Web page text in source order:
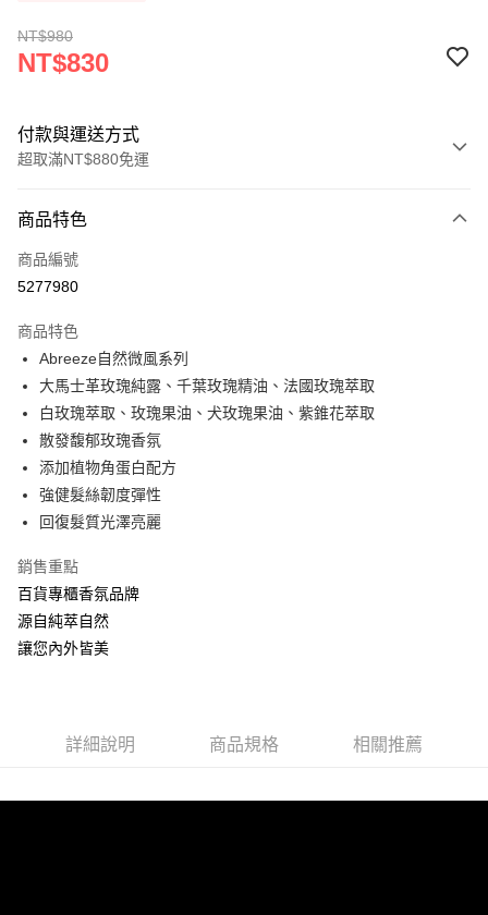
NT$980
NT$830
付款與運送方式
超取滿NT$880免運
信用卡一次付款
超商取貨付款
Apple Pay
ATM付款
運送方式
每筆NT$60，滿NT$880(含以上)免運費
7-11取貨付款
每筆NT$60，滿NT$880(含以上)免運費
商品特色
商品編號
5277980
商品特色
Abreeze自然微風系列
大馬士革玫瑰純露、千葉玫瑰精油、法國玫瑰萃取
白玫瑰萃取、玫瑰果油、犬玫瑰果油、紫錐花萃取
散發馥郁玫瑰香氛
添加植物角蛋白配方
強健髮絲韌度彈性
回復髮質光澤亮麗
銷售重點
百貨專櫃香氛品牌
源自純萃自然
讓您內外皆美
詳細說明 商品規格 相關推薦